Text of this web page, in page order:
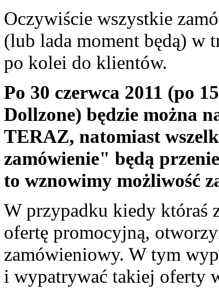
Oczywiście wszystkie
(lub lada moment będą) w
po kolei do klientów.
Po 30 czerwca 2011 (po
Dollzone) będzie można
TERAZ, natomiast
zamówienie" będą
to wznowimy możliwość
W przypadku kiedy któraś
ofertę promocyjną,
zamówieniowy. W tym
i wypatrywać takiej oferty